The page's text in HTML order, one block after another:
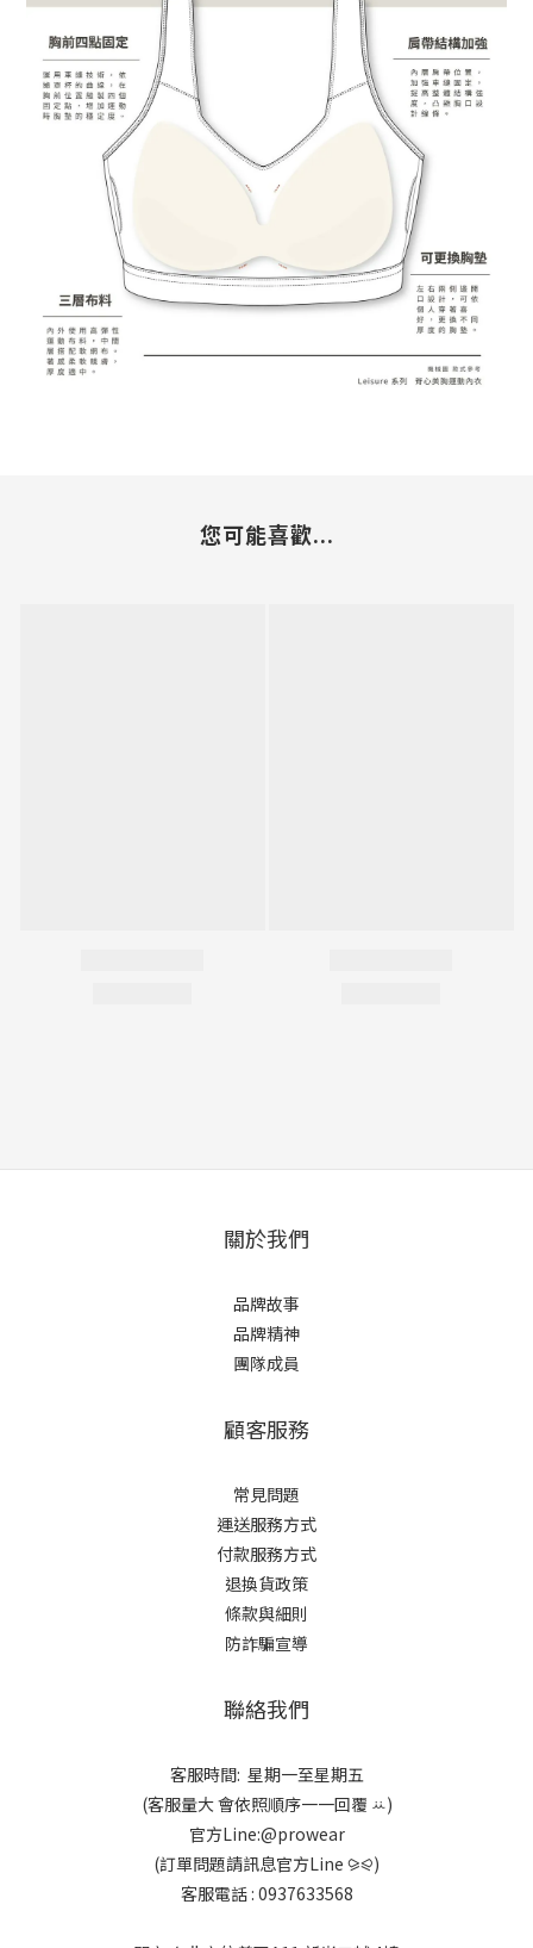
您可能喜歡...
關於我們
品牌故事
品牌精神
團隊成員
顧客服務
常見問題
運送服務方式
付款服務方式
退換貨政策
條款與細則
防詐騙宣導
聯絡我們
客服時間: 星期一至星期五
(客服量大 會依照順序一一回覆 ꕁ)
官方Line:@prowear
(訂單問題請訊息官方Line ⪩⪨)
客服電話 : 0937633568